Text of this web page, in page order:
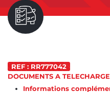
REF : RR777042
DOCUMENTS A
Informations